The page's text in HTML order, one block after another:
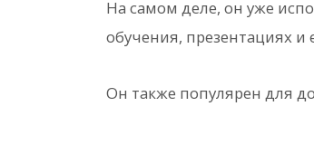
На самом деле, он уже
обучения, презентациях и
Он также популярен для